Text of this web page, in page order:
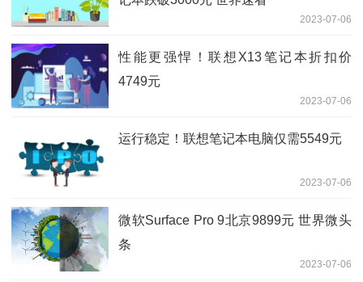
2023-07-06
性能更强悍！联想X13笔记本折扣价
4749元
2023-07-06
运行稳定！联想笔记本电脑仅需5549元
2023-07-06
微软Surface Pro 9北京9899元 世界微头
条
2023-07-06